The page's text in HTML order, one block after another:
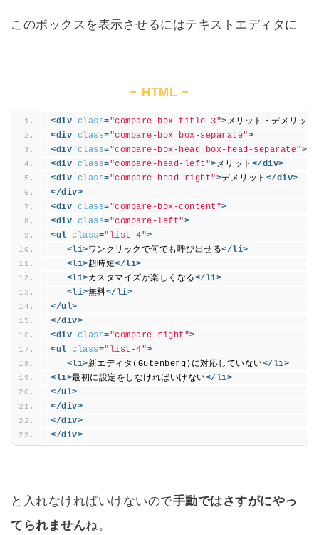
このボックスを表示させるにはテキストエディタに
HTML
<div class="compare-box-title-3">メリット・デメリット
<div class="compare-box box-separate">
<div class="compare-box-head box-head-separate">
<div class="compare-head-left">メリット </div>
<div class="compare-head-right">デメリット </div>
</div>
<div class="compare-box-content">
<div class="compare-left">
<ul class="list-4">
<li>ワンクリックで何でも呼び出せる</li>
<li>超時短</li>
<li>カスタマイズが楽しくなる</li>
<li>無料</li>
</ul>
</div>
<div class="compare-right">
<ul class="list-4">
<li>新エディタ(Gutenberg)に対応していない</li>
<li>最初に設定をしなければいけない</li>
</ul>
</div>
</div>
</div>
と入れなければいけないので手動ではさすがにやっ
てられませんね。